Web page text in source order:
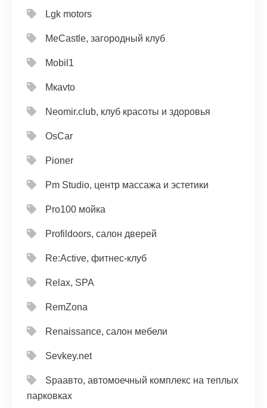
Lgk motors
MeCastle, загородный клуб
Mobil1
Mкavto
Neomir.club, клуб красоты и здоровья
OsCar
Pioner
Pm Studio, центр массажа и эстетики
Pro100 мойка
Profildoors, салон дверей
Re:Active, фитнес-клуб
Relax, SPA
RemZona
Renaissance, салон мебели
Sevkey.net
Spaавто, автомоечный комплекс на теплых
парковках